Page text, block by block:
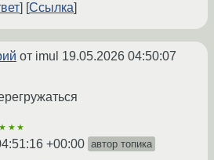
Ссылка
от imul 19.05.2026 04:50:07
+00:00 автор топика